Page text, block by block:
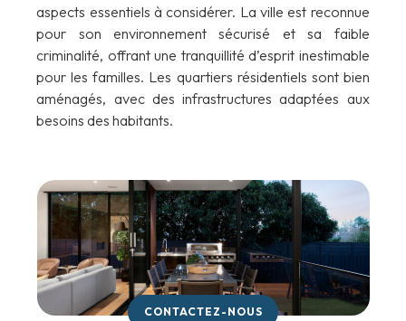
aspects essentiels à considérer. La ville est reconnue
pour son environnement sécurisé et sa faible
criminalité, offrant une tranquillité d’esprit inestimable
pour les familles. Les quartiers résidentiels sont bien
aménagés, avec des infrastructures adaptées aux
besoins des habitants.
CONTACTEZ-NOUS